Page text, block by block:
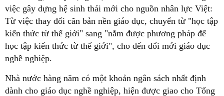
việc gây dựng hệ sinh thái mới cho nguồn nhân lực Việt:
Từ việc thay đổi căn bản nền giáo dục, chuyển từ "học tập
kiến thức từ thế giới" sang "nắm được phương pháp để
học tập kiến thức từ thế giới", cho đến đổi mới giáo dục
nghề nghiệp.
Nhà nước hàng năm có một khoản ngân sách nhất định
dành cho giáo dục nghề nghiệp, hiện được giao cho Tổng